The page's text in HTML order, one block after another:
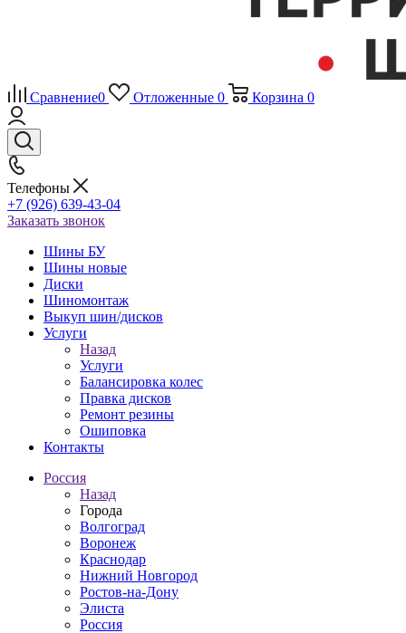
Сравнение0 Отложенные 0 Корзина 0
Телефоны
+7 (926) 639-43-04
Заказать звонок
Шины БУ
Шины новые
Диски
Шиномонтаж
Выкуп шин/дисков
Услуги
Назад
Услуги
Балансировка колес
Правка дисков
Ремонт резины
Ошиповка
Контакты
Россия
Назад
Города
Волгоград
Воронеж
Краснодар
Нижний Новгород
Ростов-на-Дону
Элиста
Россия